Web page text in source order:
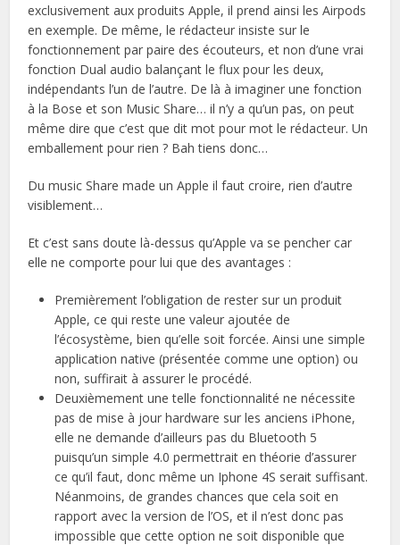
exclusivement aux produits Apple, il prend ainsi les Airpods
en exemple. De même, le rédacteur insiste sur le
fonctionnement par paire des écouteurs, et non d’une vrai
fonction Dual audio balançant le flux pour les deux,
indépendants l’un de l’autre. De là à imaginer une fonction
à la Bose et son Music Share… il n’y a qu’un pas, on peut
même dire que c’est que dit mot pour mot le rédacteur. Un
emballement pour rien ? Bah tiens donc…
Du music Share made un Apple il faut croire, rien d’autre
visiblement…
Et c’est sans doute là-dessus qu’Apple va se pencher car
elle ne comporte pour lui que des avantages :
Premièrement l’obligation de rester sur un produit
Apple, ce qui reste une valeur ajoutée de
l’écosystème, bien qu’elle soit forcée. Ainsi une simple
application native (présentée comme une option) ou
non, suffirait à assurer le procédé.
Deuxièmement une telle fonctionnalité ne nécessite
pas de mise à jour hardware sur les anciens iPhone,
elle ne demande d’ailleurs pas du Bluetooth 5
puisqu’un simple 4.0 permettrait en théorie d’assurer
ce qu’il faut, donc même un Iphone 4S serait suffisant.
Néanmoins, de grandes chances que cela soit en
rapport avec la version de l’OS, et il n’est donc pas
impossible que cette option ne soit disponible que